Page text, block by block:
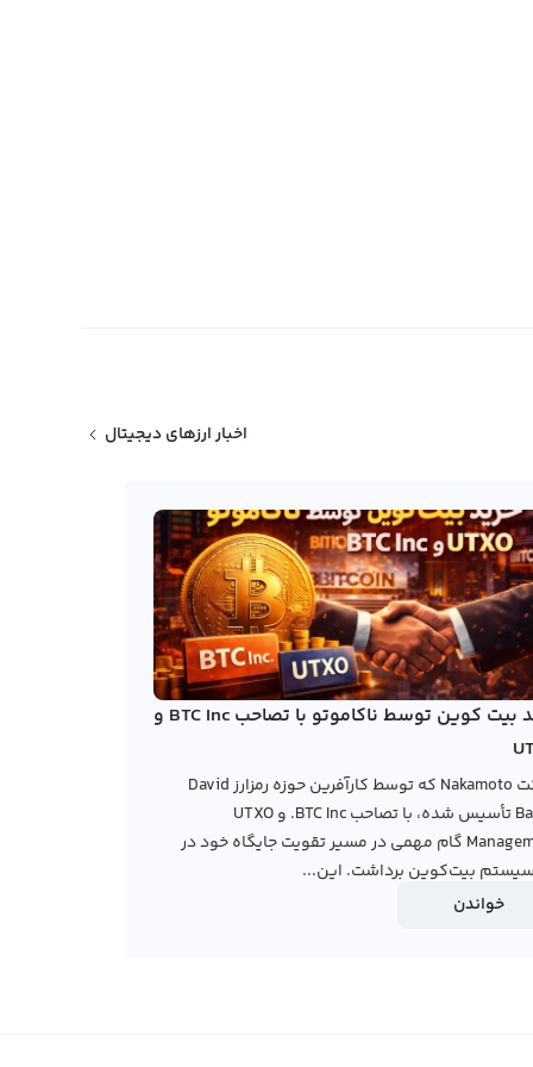
اخبار ارزهای دیجیتال
خرید بیت کوین توسط ناکاموتو با تصاحب BTC Inc و
شرکت Nakamoto که توسط کارآفرین حوزه رمزارز David
Bailey تأسیس شده، با تصاحب BTC Inc. و UTXO
Management گام مهمی در مسیر تقویت جایگاه خود در
بیت‌کوین برداشت. این...
خواندن